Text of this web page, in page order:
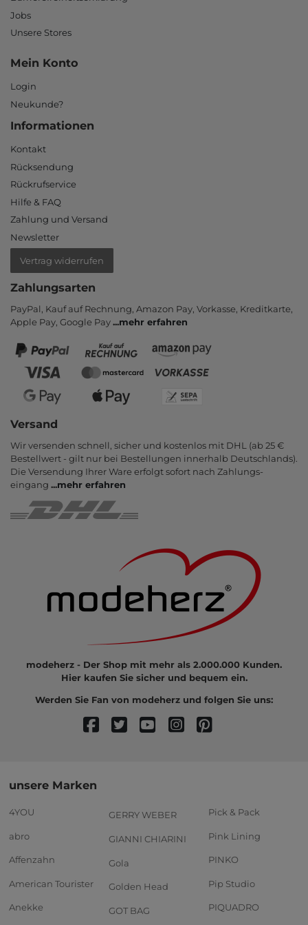
Jobs
Unsere Stores
Mein Konto
Login
Neukunde?
Informationen
Kontakt
Rücksendung
Rückrufservice
Hilfe & FAQ
Zahlung und Versand
Newsletter
Vertrag widerrufen
Zahlungsarten
PayPal, Kauf auf Rechnung, Amazon Pay, Vor­kasse, Kredit­karte,
Apple Pay, Google Pay...mehr erfahren
Versand
Wir versenden schnell, sicher und kostenlos mit DHL (ab 25 €
Bestell­wert - gilt nur bei Bestel­lungen inner­halb Deutsch­lands).
Die Ver­sendung Ihrer Ware er­folgt sofort nach Zahlungs­
eingang ...mehr erfahren
modeherz - Der Shop mit mehr als 2.000.000 Kunden.
Hier kaufen Sie sicher und bequem ein.
Werden Sie Fan von modeherz und folgen Sie uns:
unsere Marken
4YOU
abro
Affenzahn
American Tourister
Anekke
GERRY WEBER
GIANNI CHIARINI
Gola
Golden Head
GOT BAG
Pick & Pack
Pink Lining
PINKO
Pip Studio
PIQUADRO